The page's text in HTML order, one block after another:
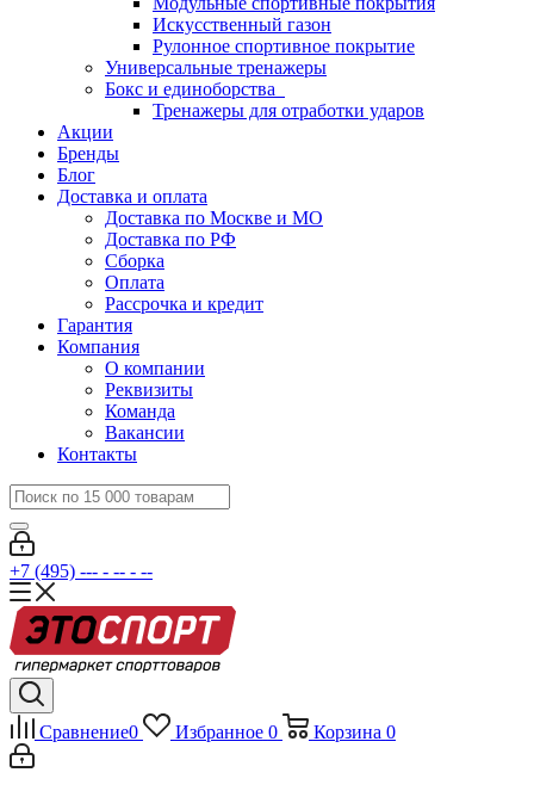
Искусственный газон
Рулонное спортивное покрытие
Универсальные тренажеры
Бокс и единоборства
Тренажеры для отработки ударов
Акции
Бренды
Блог
Доставка и оплата
Доставка по Москве и МО
Доставка по РФ
Сборка
Оплата
Рассрочка и кредит
Гарантия
Компания
О компании
Реквизиты
Команда
Вакансии
Контакты
+7 (495) --- - -- - --
Сравнение0 Избранное 0 Корзина 0